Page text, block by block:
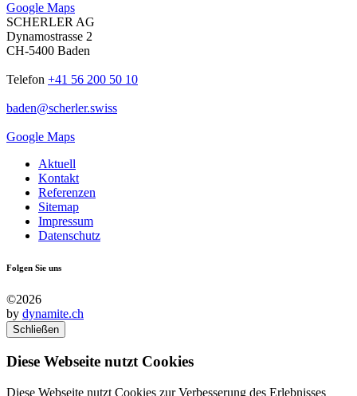
Google Maps
SCHERLER AG
Dynamostrasse 2
CH-5400 Baden
Telefon +41 56 200 50 10
baden@scherler.swiss
Google Maps
Aktuell
Kontakt
Referenzen
Sitemap
Impressum
Datenschutz
Folgen Sie uns
©2026
by dynamite.ch
Schließen
Diese Webseite nutzt Cookies
Diese Webseite nutzt Cookies zur Verbesserung des Erlebnisses